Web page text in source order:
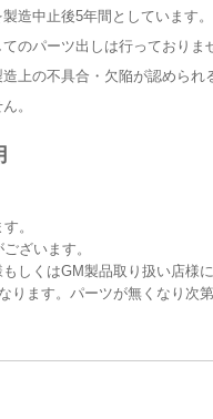
造中止後5年間としています。
のパーツ出しは行っており
上の不具合・欠陥が認められ
。
。
ざいます。
しくはGM製品取り扱い店様
ります。パーツが無くなり次